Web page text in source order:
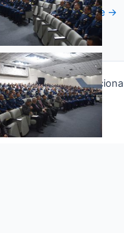
Entrada siguiente →
Ecuatoriana | Funciona
WordPress